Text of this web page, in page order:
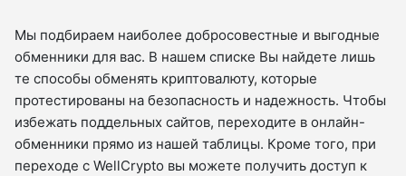
Мы подбираем наиболее добросовестные и выгодные
обменники для вас. В нашем списке Вы найдете лишь
те способы обменять криптовалюту, которые
протестированы на безопасность и надежность. Чтобы
избежать поддельных сайтов, переходите в онлайн-
обменники прямо из нашей таблицы. Кроме того, при
переходе с WellCrypto вы можете получить доступ к